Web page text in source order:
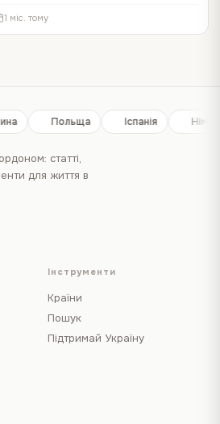
1 міс. томукосмічного корабля «Шеньчжоу-23»
2 міс. тому
Польща Іспанія
статті,
для життя в
Інструменти
Країни
Пошук
Підтримай Україну